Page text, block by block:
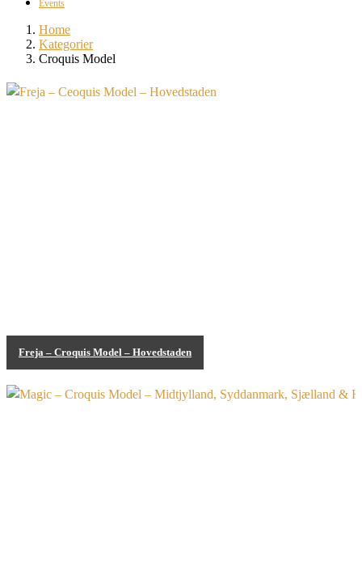
Events
Home
Kategorier
Croquis Model
Bodypainting
Freja – Croquis Model – Hovedstaden